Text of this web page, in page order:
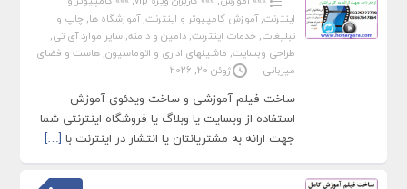
اینترنت,آموزش کامپیوتر و اینترنت,آموزشگاه ها, چاپ و
تبلیغات, خدمات اینترنت, دامین و دامنه, سایر موارد آی تی,
طراحی وبسایت, ماشینهای اداری و اتوماسیون, هاست و فضای
میزبانی
ژوئن 20, 2026
ساخت فیلم آموزشی و ساخت ویدئوی آموزش
استفاده از وبسایت یا وبلاگ یا فروشگاه اینترنتی شما
جهت ارائه به مشتریانتان یا انتشار در اینترنت با […]